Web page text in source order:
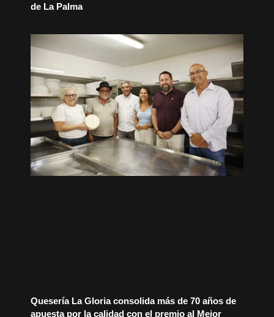
de La Palma
Quesería La Gloria consolida más de 70 años de
apuesta por la calidad con el premio al Mejor